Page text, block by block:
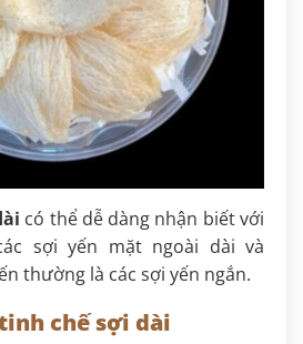
có thể dễ dàng nhận biết với
sợi yến mặt ngoài dài và
thường là các sợi yến ngắn.
chế sợi dài